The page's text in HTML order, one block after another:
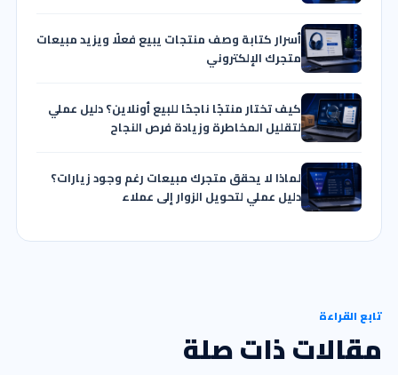
أسرار كتابة وصف منتجات يبيع فعلًا ويزيد مبيعات
متجرك الإلكتروني
كيف تختار منتجًا ناجحًا للبيع أونلاين؟ دليل عملي
لتقليل المخاطرة وزيادة فرص النجاح
لماذا لا يحقق متجرك مبيعات رغم وجود زيارات؟
دليل عملي لتحويل الزوار إلى عملاء
تابع القراءة
مقالات ذات صلة